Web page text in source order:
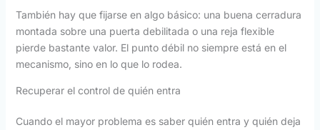
También hay que fijarse en algo básico: una buena cerradura
montada sobre una puerta debilitada o una reja flexible
pierde bastante valor. El punto débil no siempre está en el
mecanismo, sino en lo que lo rodea.
Recuperar el control de quién entra
Cuando el mayor problema es saber quién entra y quién deja